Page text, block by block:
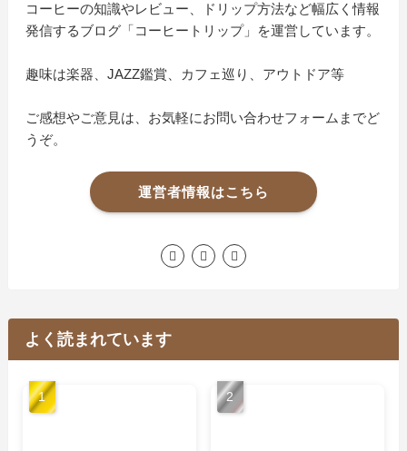
コーヒーの知識やレビュー、ドリップ方法など幅広く情報
発信するブログ「コーヒートリップ」を運営しています。
趣味は楽器、JAZZ鑑賞、カフェ巡り、アウトドア等
ご感想やご意見は、お気軽にお問い合わせフォームまでど
うぞ。
運営者情報はこちら
よく読まれています